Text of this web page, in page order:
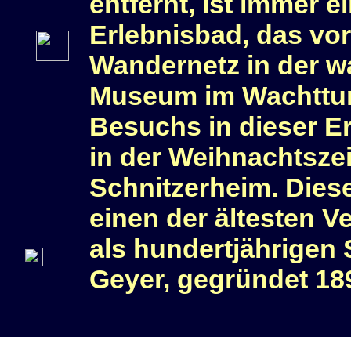
Erlebnisbad, das
Wandernetz in der
Museum im
Besuchs in dieser
in der
Schnitzerheim.
einen der ältesten
als hundertjährigen
Geyer, gegründet